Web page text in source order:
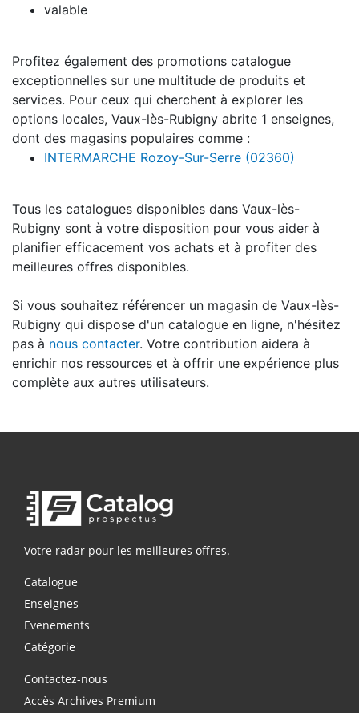
valable
Profitez également des promotions catalogue
exceptionnelles sur une multitude de produits et
services. Pour ceux qui cherchent à explorer les
options locales, Vaux-lès-Rubigny abrite 1 enseignes,
dont des magasins populaires comme :
INTERMARCHE Rozoy-Sur-Serre (02360)
Tous les catalogues disponibles dans Vaux-lès-
Rubigny sont à votre disposition pour vous aider à
planifier efficacement vos achats et à profiter des
meilleures offres disponibles.
Si vous souhaitez référencer un magasin de Vaux-lès-
Rubigny qui dispose d'un catalogue en ligne, n'hésitez
pas à nous contacter. Votre contribution aidera à
enrichir nos ressources et à offrir une expérience plus
complète aux autres utilisateurs.
Votre radar pour les meilleures offres.
Catalogue
Enseignes
Evenements
Catégorie
Contactez-nous
Accès Archives Premium